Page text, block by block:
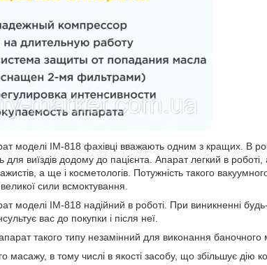
моделі IM-818 фахівці вважають одним з кращих. В
для виїздів додому до пацієнта. Апарат легкий в
а ще і косметологів. Потужність такого
сили всмоктування.
моделі IM-818 надійний в роботі. При виникненні
вас до покупки і після неї.
такого типу незамінний для виконання баночного
масажу, в тому числі в якості засобу, що збільшує дію